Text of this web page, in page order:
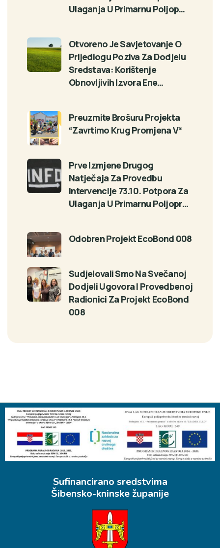
Ulaganja U Primarnu Poljop…
Otvoreno Je Savjetovanje O
Prijedlogu Poziva Za Dodjelu
Sredstava: Korištenje
Obnovljivih Izvora Ene…
Preuzmite Brošuru Projekta
“Zavrtimo Krug Promjena V“
Prve Izmjene Drugog
Natječaja Za Provedbu
Intervencije 73.10. Potpora Za
Ulaganja U Primarnu Poljopr…
Odobren Projekt EcoBond 008
Sudjelovali Smo Na Svečanoj
Dodjeli Ugovora I Provedbenoj
Radionici Za Projekt EcoBond
008
Sufinancirano sredstvima
Šibensko-kninske županije